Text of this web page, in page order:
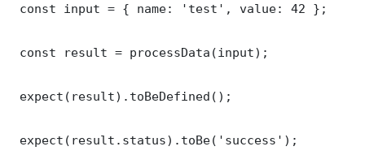
const input = { name: 'test', value: 42 };
const result = processData(input);
expect(result).toBeDefined();
expect(result.status).toBe('success');